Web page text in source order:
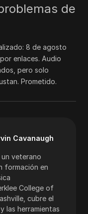
de
8 de agosto
enlaces. Audio
pero solo
Prometido.
Cavanaugh
veterano
formación en
College of
cubre el
las herramientas